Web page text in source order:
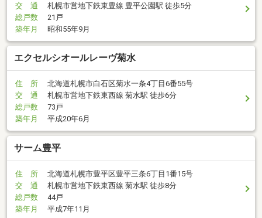
交 通
札幌市営地下鉄東豊線 豊平公園駅 徒歩5分
総戸数
21戸
築年月
昭和55年9月
エクセルシオールレーヴ菊水
住 所
北海道札幌市白石区菊水一条4丁目6番55号
交 通
札幌市営地下鉄東西線 菊水駅 徒歩6分
総戸数
73戸
築年月
平成20年6月
サーム豊平
住 所
北海道札幌市豊平区豊平三条6丁目1番15号
交 通
札幌市営地下鉄東西線 菊水駅 徒歩8分
総戸数
44戸
築年月
平成7年11月